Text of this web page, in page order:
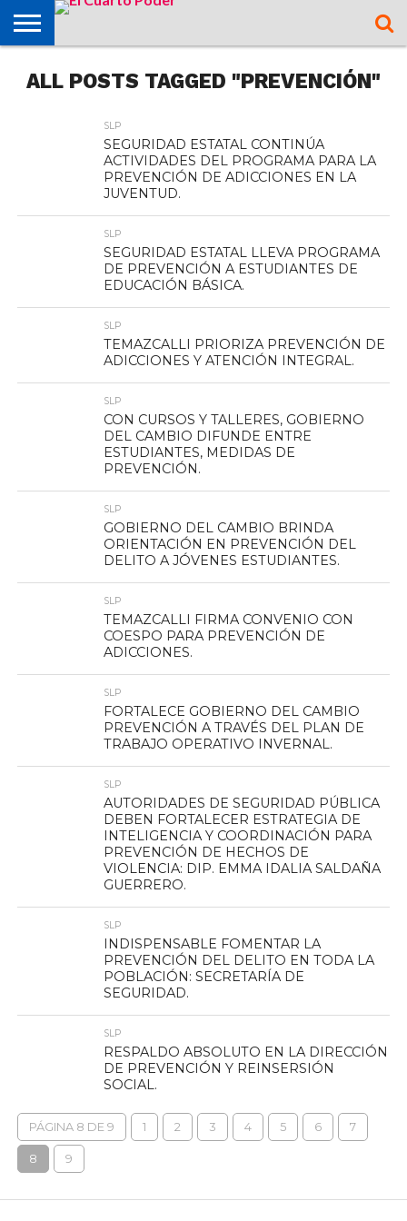
TAMAZUNCHALE
SAN MARTÍN
CHALCHICUAUTLA
MATLAPA
AXTLA DE
TERRAZAS
XILITLA
ZONA
HUASTECA
SLP
ZONA
MEDIA
ZONA
CENTRO
ALTIPLANO
TAMAULIPAS
CULTURA
HIDALGO
INTERNACIONAL
NACIONAL
DEPORTES
ALL POSTS TAGGED "PREVENCIÓN"
SLP
SEGURIDAD ESTATAL CONTINÚA
ACTIVIDADES DEL PROGRAMA PARA LA
PREVENCIÓN DE ADICCIONES EN LA
JUVENTUD.
SLP
SEGURIDAD ESTATAL LLEVA PROGRAMA
DE PREVENCIÓN A ESTUDIANTES DE
EDUCACIÓN BÁSICA.
SLP
TEMAZCALLI PRIORIZA PREVENCIÓN DE
ADICCIONES Y ATENCIÓN INTEGRAL.
SLP
CON CURSOS Y TALLERES, GOBIERNO
DEL CAMBIO DIFUNDE ENTRE
ESTUDIANTES, MEDIDAS DE
PREVENCIÓN.
SLP
GOBIERNO DEL CAMBIO BRINDA
ORIENTACIÓN EN PREVENCIÓN DEL
DELITO A JÓVENES ESTUDIANTES.
SLP
TEMAZCALLI FIRMA CONVENIO CON
COESPO PARA PREVENCIÓN DE
ADICCIONES.
SLP
FORTALECE GOBIERNO DEL CAMBIO
PREVENCIÓN A TRAVÉS DEL PLAN DE
TRABAJO OPERATIVO INVERNAL.
SLP
AUTORIDADES DE SEGURIDAD PÚBLICA
DEBEN FORTALECER ESTRATEGIA DE
INTELIGENCIA Y COORDINACIÓN PARA
PREVENCIÓN DE HECHOS DE
VIOLENCIA: DIP. EMMA IDALIA SALDAÑA
GUERRERO.
SLP
INDISPENSABLE FOMENTAR LA
PREVENCIÓN DEL DELITO EN TODA LA
POBLACIÓN: SECRETARÍA DE
SEGURIDAD.
SLP
RESPALDO ABSOLUTO EN LA DIRECCIÓN
DE PREVENCIÓN Y REINSERSIÓN
SOCIAL.
PÁGINA 8 DE 9 1 2 3 4 5 6 7
8 9